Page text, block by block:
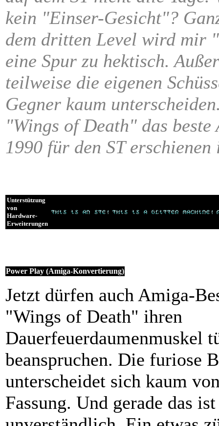
kein "Einser-Gesicht"?
dem dritten Level wird mir
eine Spur zu hektisch.
teilweise die eigenen
Gegner kaum
"Wings of Death" das
1990 für den ST erschienen
Unterstützung
von
Hardware-
Erweiterungen
Power Play (Amiga-Konvertierung)
Jetzt dürfen auch Amiga-
"Wings of Death" ihren
Dauerfeuerdaumenmuskel
beanspruchen. Die furiose
unterscheidet sich kaum
Fassung. Und gerade das